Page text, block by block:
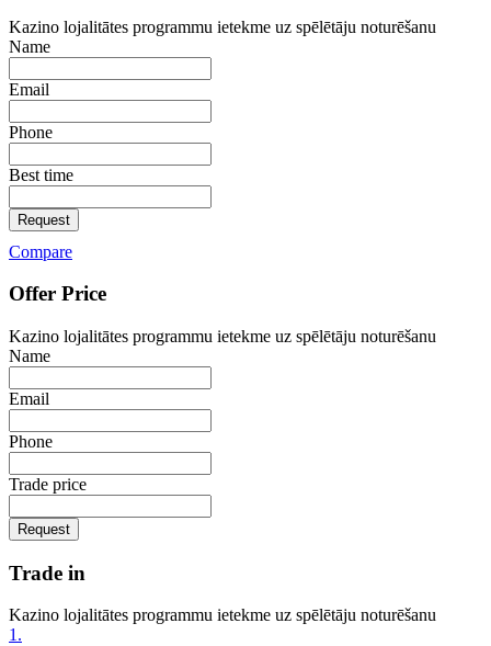
Kazino lojalitātes programmu ietekme uz spēlētāju noturēšanu
Name
Email
Phone
Best time
Request
Compare
Offer Price
Kazino lojalitātes programmu ietekme uz spēlētāju noturēšanu
Name
Email
Phone
Trade price
Request
Trade in
Kazino lojalitātes programmu ietekme uz spēlētāju noturēšanu
1.